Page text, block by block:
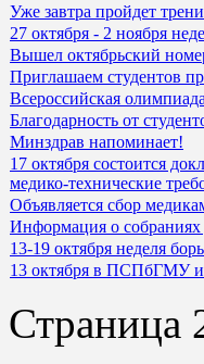
Уже завтра пройдет
27 октября - 2 ноября
Вышел октябрьский
Приглашаем студентов
Всероссийская
Благодарность от
Минздрав напоминает!
17 октября состоится
медико-технические
Объявляется сбор
Информация о собраниях
13-19 октября неделя
13 октября в ПСПбГМУ
Страница